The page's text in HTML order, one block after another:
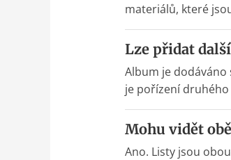
materiálů, které
Lze přidat
Album je dodáváno
je pořízení druhého
Mohu vidět
Ano. Listy jsou